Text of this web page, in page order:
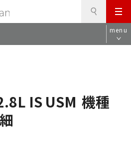
メ
ニ
ュ
menu
IS USM 機種